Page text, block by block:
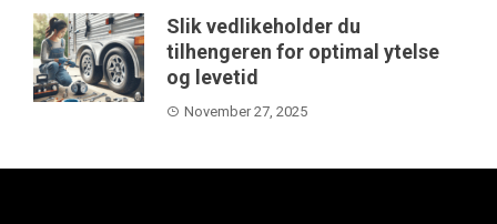
Slik vedlikeholder du
tilhengeren for optimal ytelse
og levetid
November 27, 2025